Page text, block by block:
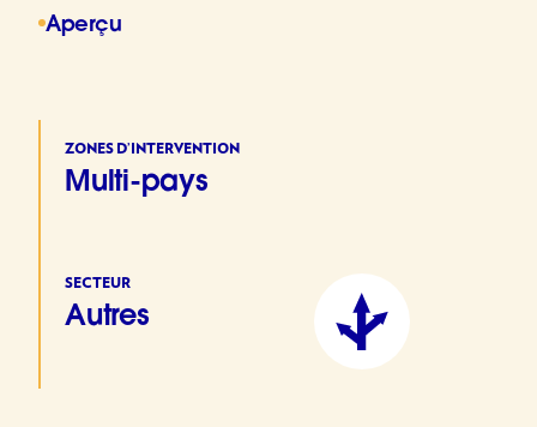
Aperçu
ZONES D’INTERVENTION
Multi-pays
SECTEUR
Autres